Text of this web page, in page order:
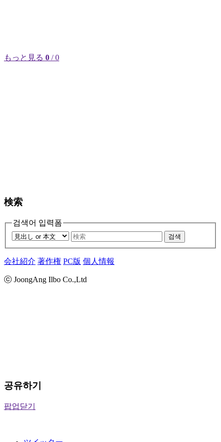
もっと見る 0 / 0
検索
검색어 입력폼
검색
会社紹介 著作権 PC版 個人情報
ⓒ JoongAng Ilbo Co.,Ltd
공유하기
팝업닫기